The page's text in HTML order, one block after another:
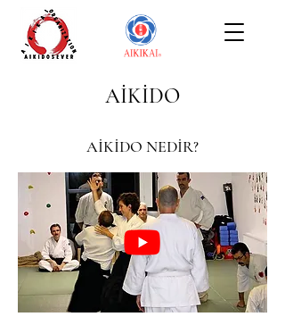
AİKİDO
AİKİDO NEDİR?